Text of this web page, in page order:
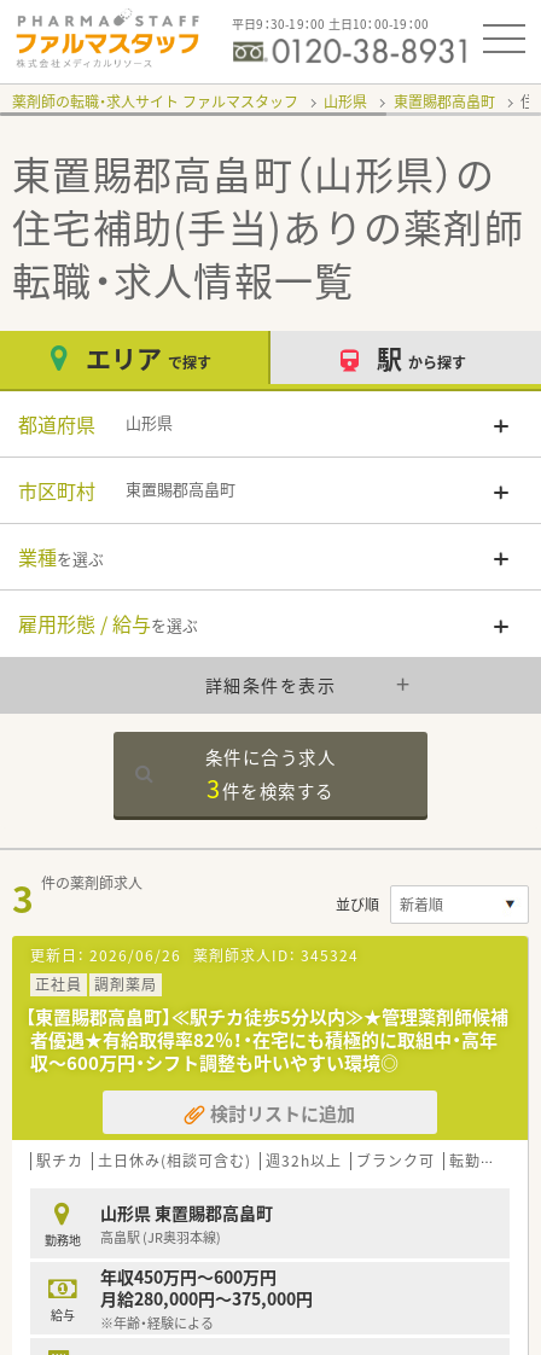
平日9：30-19：00 土日10：00-19：00
薬剤師の転職・求人サイト ファルマスタッフ 山形県 東置賜郡高畠町 住
東置賜郡高畠町（山形県）の
住宅補助(手当)あり の薬剤師
転職・求人情報一覧
エリア で探す 駅 から探す
都道府県 山形県
市区町村 東置賜郡高畠町
業種を選ぶ
雇用形態 / 給与を選ぶ
詳細条件を表示
条件に合う求人
3件を検索する
3 件の薬剤師求人
並び順
更新日： 2026/06/26 薬剤師求人ID： 345324
正社員
調剤薬局
【東置賜郡高畠町】≪駅チカ徒歩5分以内≫★管理薬剤師候補
者優遇★有給取得率82％！・在宅にも積極的に取組中・高年
収～600万円・シフト調整も叶いやすい環境◎
検討リストに追加
駅チカ 土日休み(相談可含む) 週32h以上 ブランク可 転勤なし
勤務地
山形県 東置賜郡高畠町
高畠駅 (JR奥羽本線)
給与
年収450万円～600万円
月給280,000円～375,000円
※年齢・経験による